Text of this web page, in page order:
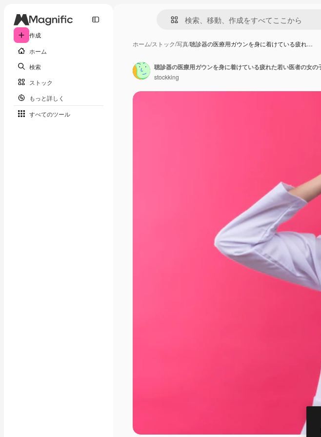
作成
ホーム
検索
ストック
もっと詳しく
すべてのツール
ホーム/ストック/写真/聴診器の医療用ガウンを身に着けている疲れ…
stockking